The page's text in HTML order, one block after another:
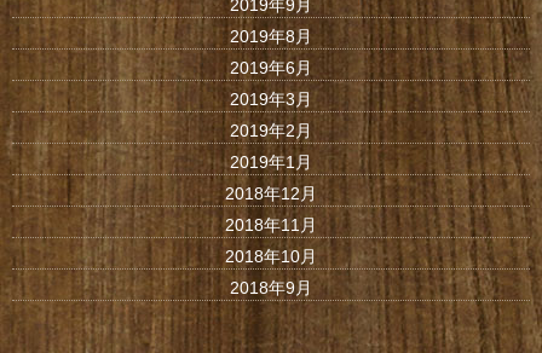
2019年9月
2019年8月
2019年6月
2019年3月
2019年2月
2019年1月
2018年12月
2018年11月
2018年10月
2018年9月